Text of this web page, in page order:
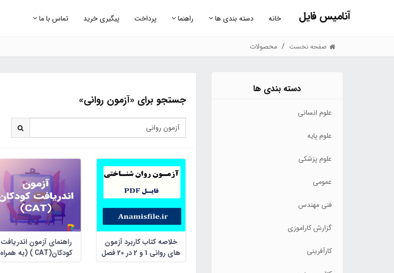
آنامیس فایل خانه دسته بندی ها راهنما پرداخت پیگیری خرید تماس با ما
صفحه نخست محصولات
دسته بندی ها
علوم انسانی
علوم پایه
علوم پزشکی
عمومی
فنی مهندس
گزارش کاراموزی
کارآفرینی
جستجو برای «آزمون روانی»
خلاصه کتاب کاربرد آزمون
های روانی 1 و 2 در 20 فصل
راهنمای آزمون اندریافت
کودکان(CAT ) (به همراه